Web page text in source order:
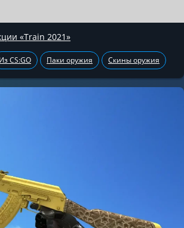
«Train 2021»
Из CS:GO Паки оружия Скины оружия